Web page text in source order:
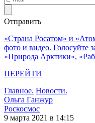
Отправить
«Страна Росатом» и
фото и видео. Голосуйте
«Природа Арктики»,
ПЕРЕЙТИ
Главное. Новости.
Ольга Ганжур
Роскосмос
9 марта 2021 в 14:15